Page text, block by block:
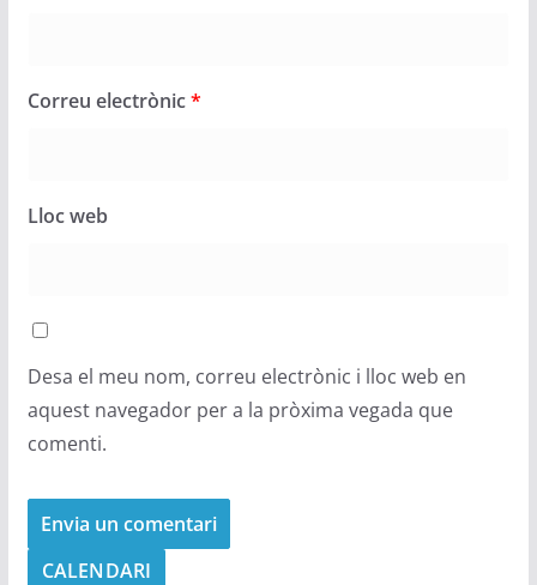
Correu electrònic*
Lloc web
Desa el meu nom, correu electrònic i lloc web en
aquest navegador per a la pròxima vegada que
comenti.
CALENDARI